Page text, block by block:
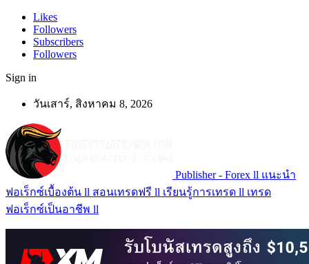
Likes
Followers
Subscribers
Followers
Sign in
วันเสาร์, สิงหาคม 8, 2026
Publisher - Forex ll แนะนำ
ฟอเร็กซ์เบื้องต้น ll สอนเทรดฟรี ll เรียนรู้การเทรด ll เทรด
ฟอเร็กซ์เป็นอาชีพ ll